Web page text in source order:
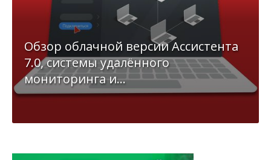
Обзор облачной версии Ассистента
7.0, системы удалённого
мониторинга и...